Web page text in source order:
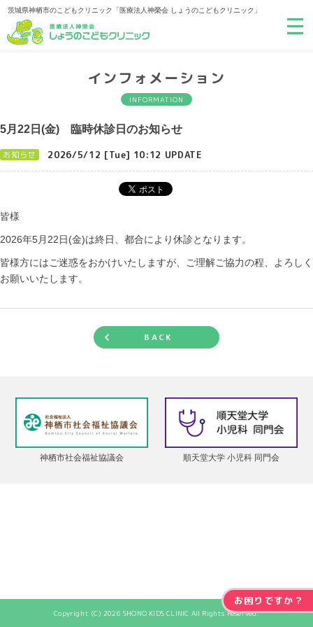
茨城県神栖市のこどもクリニック「医療法人神榮会 しょうのこどもクリニック」
お困りですか？
インフォメーション
INFORMATION
5月22日(金) 臨時休診日のお知らせ
お知らせ 2026/5/12 [Tue] 10:12 UPDATE
皆様
2026年5月22日(金)は終日、都合により休診となります。
皆様方にはご迷惑をおかけいたしますが、ご理解ご協力の程、よろしく
お願いいたします。
BACK
神栖市社会福祉協議会 順天堂大学 小児科 同門会
Copyright (C) 2026 SHONO KIDS CLINIC All Rights Reserved.